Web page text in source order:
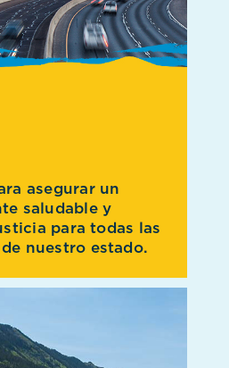
asegurar un
saludable y
para todas las
nuestro estado.